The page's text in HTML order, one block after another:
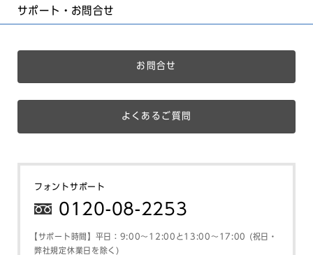
サポート・お問合せ
お問合せ
よくあるご質問
フォントサポート
0120-08-2253
【サポート時間】平日：9:00～12:00と13:00～17:00 (祝日・
弊社規定休業日を除く)